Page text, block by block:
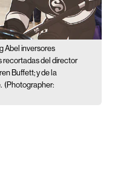
Abel inversores
recortadas del director
Buffett; y de la
(Photographer: